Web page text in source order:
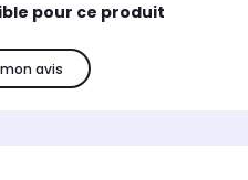
pour ce produit
avis